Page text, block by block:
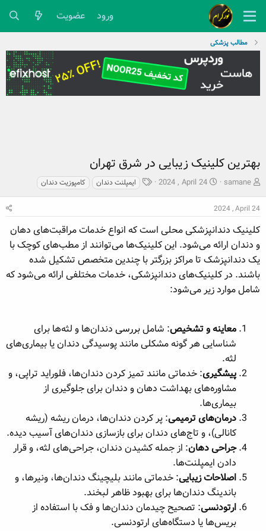
ورود عضویت
مطالب پزشکی
بهترین کلینیک زیبایی در شرق تهران
ش
و
ک
ن
د
ه
م
samane
ت
خ
ر
و
ع
2024 , April 24
ب
پ
ه
ایمپلنت دندان کامپوزیت دندان
2024 , April 24
کلینیک دندانپزشکی محلی است که انواع خدمات مراقبت‌های دهان
و دندان ارائه می‌شود. این کلینیک‌ها می‌توانند از مطب‌های کوچک با
یک دندانپزشک تا مراکز بزرگتر با چندین متخصص تشکیل شده
باشند. در کلینیک‌های دندانپزشکی، خدمات مختلفی ارائه می‌شود که
شامل موارد زیر می‌شود:
معاینه و تشخیص: شاملبررسی دندان‌ها و لثه‌ها برای
شناسایی هر گونه مشکلی مانند پوسیدگی دندان یا بیماری‌های
لثه.
پیشگیری: خدماتی مانند تمیز کردن دندان‌ها، فلوراید تراپی، و
مشاوره‌های بهداشت دهان و دندان برای جلوگیری از
بیماری‌ها.
درمان‌های ترمیمی: پر کردن دندان‌ها، درمان ریشه (ریشه
کانالی)، و تاج‌های دندان برای بازسازی دندان‌های آسیب دیده.
جراحی دهان: از جمله کشیدن دندان، جراحی‌های لثه، و قرار
دادن ایمپلنت‌ها.
اصلاحات زیبایی: خدماتی مانند بلیچینگ دندان‌ها، ونیرها، و
باندینگ دندان‌ها برای بهبود ظاهر لبخند.
ارتودنسی: تصحیح چیدمان دندان‌ها و فک با استفاده از
بریس‌ها یا دستگاه‌های ارتودنسی.